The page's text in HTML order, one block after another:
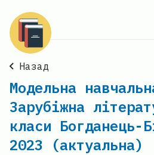
Назад
Модельна
Зарубіжна
класи Богданець-
2023 (актуальна)